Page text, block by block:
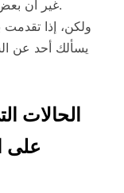
غير أن بعض الوظائف يمكن الا تشترط ذلك.
ولكن، إذا
يسألك أحد عن
الحالات
على